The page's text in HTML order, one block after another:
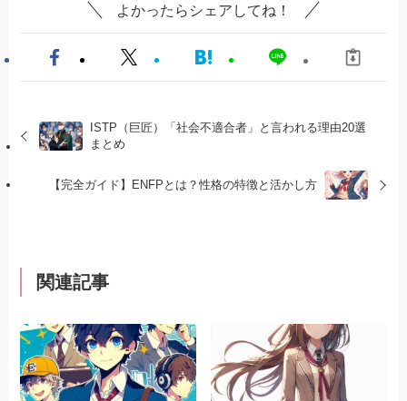
よかったらシェアしてね！
ISTP（巨匠）「社会不適合者」と言われる理由20選
まとめ
【完全ガイド】ENFPとは？性格の特徴と活かし方
関連記事